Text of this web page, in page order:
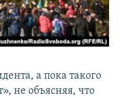
а пока такого
не объясняя, что